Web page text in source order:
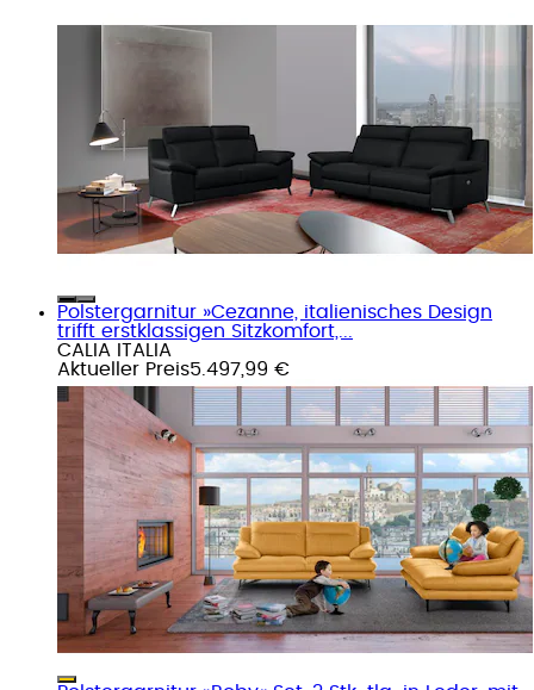
Polstergarnitur »Cezanne, italienisches Design
trifft erstklassigen Sitzkomfort,...
CALIA ITALIA
Aktueller Preis5.497,99 €